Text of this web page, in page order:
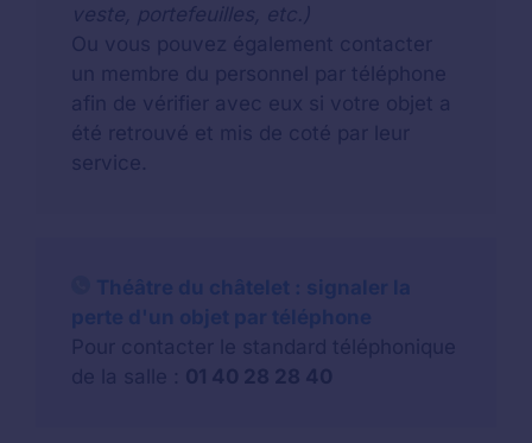
veste, portefeuilles, etc.)
Ou vous pouvez également contacter
un membre du personnel par téléphone
afin de vérifier avec eux si votre objet a
été retrouvé et mis de coté par leur
service.